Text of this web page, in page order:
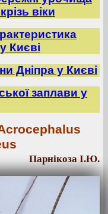
віки
Києві
Дніпра у Києві
заплави у
Парнікоза І.Ю.